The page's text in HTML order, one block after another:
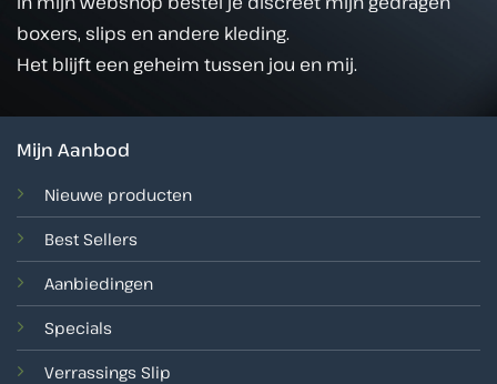
boxers, slips en andere kleding.
Het blijft een geheim tussen jou en mij.
Mijn Aanbod
Nieuwe producten
Best Sellers
Aanbiedingen
Specials
Verrassings Slip